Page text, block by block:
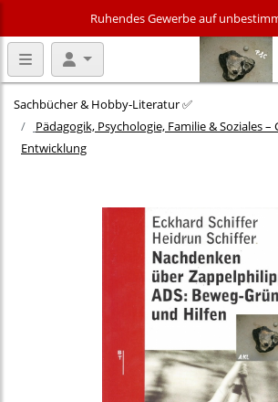
Ruhendes Gewerbe auf
Sachbücher & Hobby‑Literatur ✅
Pädagogik, Psychologie, Familie & Soziales
Entwicklung